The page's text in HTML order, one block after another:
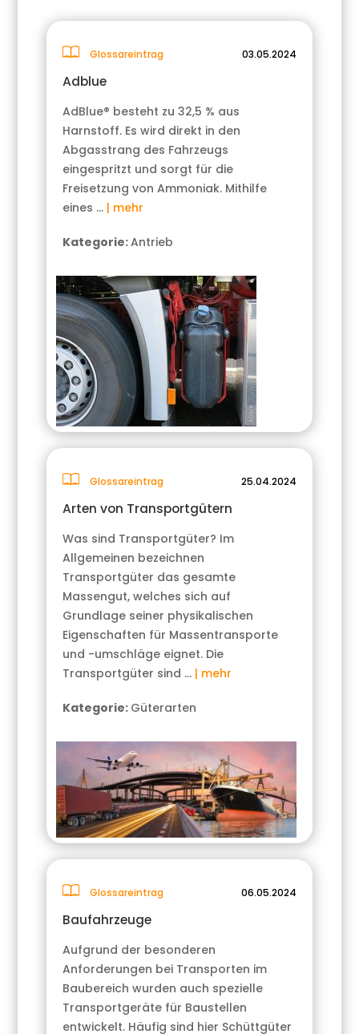
Glossareintrag 03.05.2024
Adblue
AdBlue® besteht zu 32,5 % aus
Harnstoff. Es wird direkt in den
Abgasstrang des Fahrzeugs
eingespritzt und sorgt für die
Freisetzung von Ammoniak. Mithilfe
eines … | mehr
Kategorie:Antrieb
Glossareintrag 25.04.2024
Arten von Transportgütern
Was sind Transportgüter? Im
Allgemeinen bezeichnen
Transportgüter das gesamte
Massengut, welches sich auf
Grundlage seiner physikalischen
Eigenschaften für Massentransporte
und -umschläge eignet. Die
Transportgüter sind … | mehr
Kategorie: Güterarten
Glossareintrag 06.05.2024
Baufahrzeuge
Aufgrund der besonderen
Anforderungen bei Transporten im
Baubereich wurden auch spezielle
Transportgeräte für Baustellen
entwickelt. Häufig sind hier Schüttgüter